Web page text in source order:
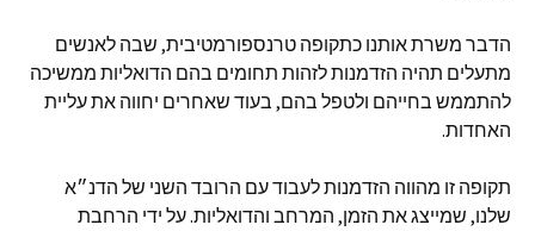
הדבר משרת אותנו כתקופה טרנספורמטיבית, שבה לאנשים
מתעלים תהיה הזדמנות לזהות תחומים בהם הדואליות ממשיכה
להתממש בחייהם ולטפל בהם, בעוד שאחרים יחווה את עליית
האחדות.
תקופה זו מהווה הזדמנות לעבוד עם הרובד השני של הדנ״א
שלנו, שמייצג את הזמן, המרחב והדואליות.על ידי הרחבת